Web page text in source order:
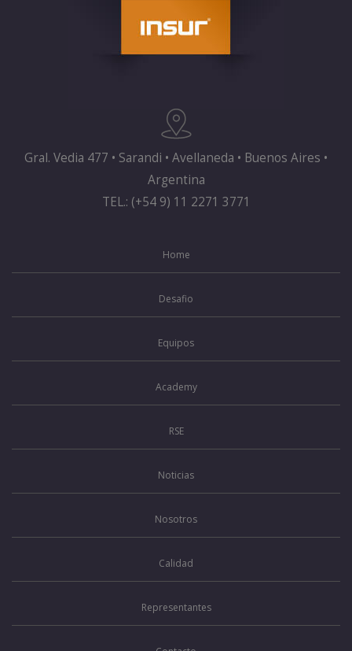
Gral. Vedia 477 • Sarandi • Avellaneda • Buenos Aires •
Argentina
TEL.: (+54 9) 11 2271 3771
Home
Desafio
Equipos
Academy
RSE
Noticias
Nosotros
Calidad
Representantes